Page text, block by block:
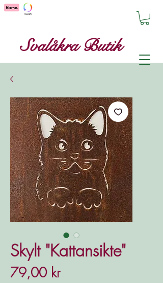
Svalåkra Butik
Skylt "Kattansikte"
79,00 krPris